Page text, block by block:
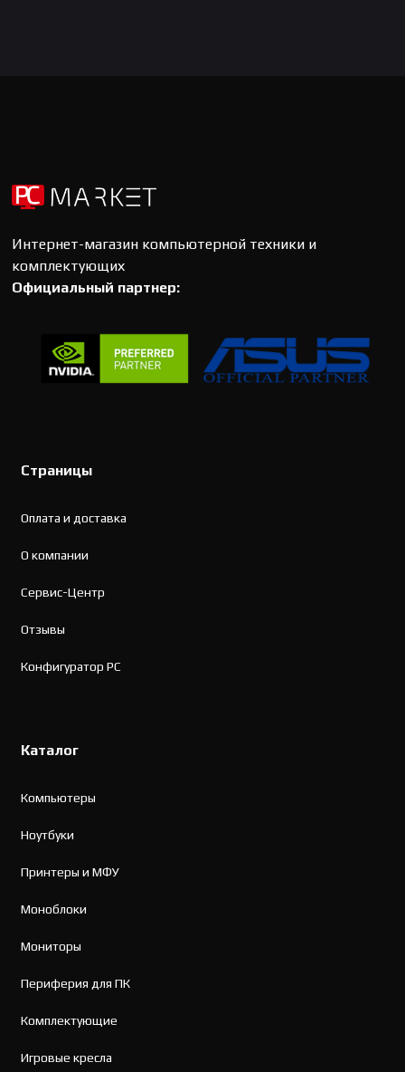
Интернет-магазин компьютерной техники и
комплектующих
Официальный партнер:
Страницы
Оплата и доставка
О компании
Сервис-Центр
Отзывы
Конфигуратор PC
Каталог
Компьютеры
Ноутбуки
Принтеры и МФУ
Моноблоки
Мониторы
Периферия для ПК
Комплектующие
Игровые кресла